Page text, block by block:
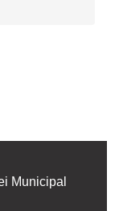
Municipal